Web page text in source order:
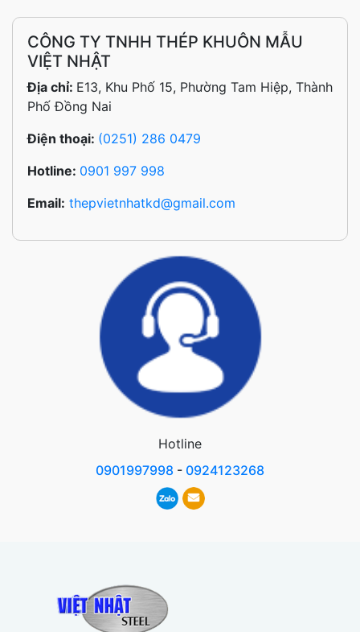
CÔNG TY TNHH THÉP KHUÔN MẪU
VIỆT NHẬT
Địa chỉ: E13, Khu Phố 15, Phường Tam Hiệp, Thành
Phố Đồng Nai
Điện thoại: (0251) 286 0479
Hotline: 0901 997 998
Email: thepvietnhatkd@gmail.com
Hotline
0901997998 - 0924123268